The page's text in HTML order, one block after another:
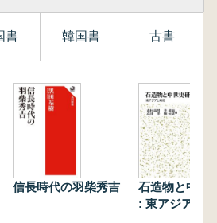
書 韓国書 古書
信長時代の羽柴秀吉
石造物と中世
: 東アジアと